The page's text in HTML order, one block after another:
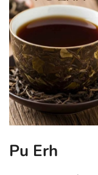
Pu Erh